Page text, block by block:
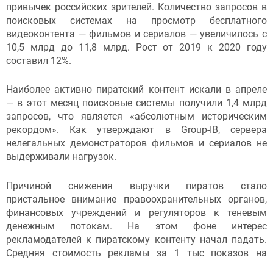
привычек российских зрителей. Количество запросов в
поисковых системах на просмотр бесплатного
видеоконтента — фильмов и сериалов — увеличилось с
10,5 млрд до 11,8 млрд. Рост от 2019 к 2020 году
составил 12%.
Наиболее активно пиратский контент искали в апреле
— в этот месяц поисковые системы получили 1,4 млрд
запросов, что является «абсолютным историческим
рекордом». Как утверждают в Group-IB, сервера
нелегальных демонстраторов фильмов и сериалов не
выдерживали нагрузок.
Причиной снижения выручки пиратов стало
пристальное внимание правоохранительных органов,
финансовых учреждений и регуляторов к теневым
денежным потокам. На этом фоне интерес
рекламодателей к пиратскому контенту начал падать.
Средняя стоимость рекламы за 1 тыс показов на